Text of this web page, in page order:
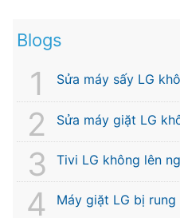
Blogs
Sửa máy sấy LG
Sửa máy giặt LG
Tivi LG không lên
Máy giặt LG bị rung